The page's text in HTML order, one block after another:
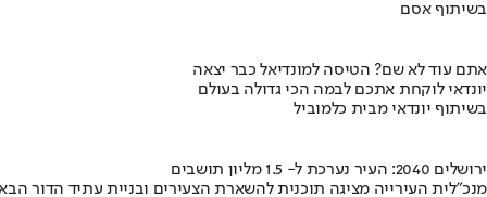
בשיתוף אסם
אתם עוד לא שם? הטיסה למונדיאל כבר יצאה
יונדאי לוקחת אתכם לבמה הכי גדולה בעולם
בשיתוף יונדאי מבית כלמוביל
ירושלים 2040: העיר נערכת ל- 1.5 מליון תושבים
מנכ"לית העירייה מציגה תוכנית להשארת הצעירים ובניית עתיד הדור